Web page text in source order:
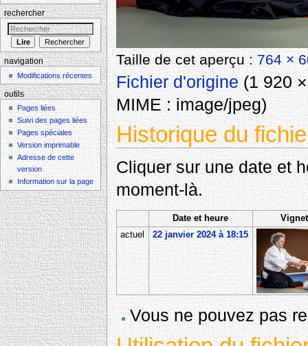
Taille de cet aperçu :764 ×
Fichier d'origine‎(1 920
MIME :image/jpeg)
Historique du
Cliquer sur une date et
moment-là.
Date et heure
actuel
22 janvier 2024 à 18:15
Vous ne pouvez pas
rechercher
navigation
Modifications récentes
outils
Pages liées
Suivi des pages liées
Pages spéciales
Version imprimable
Adresse de cette
version
Information sur la page